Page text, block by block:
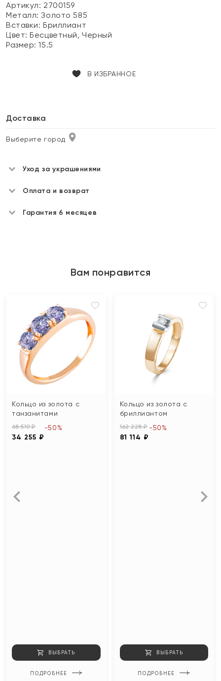
Артикул: 2700159
Металл:Золото 585
Вставки:Бриллиант
Цвет:Бесцветный, Черный
Размер:15.5
В ИЗБРАННОЕ
Доставка
Выберите город
Уход за украшениями
Оплата и возврат
Гарантия 6 месяцев
Вам понравится
Кольцо из золота с
танзанитами
68 510 ₽
34 255 ₽
-50%
ВЫБРАТЬ
ПОДРОБНЕЕ
Кольцо из золота с
бриллиантом
162 228 ₽
81 114 ₽
-50%
ВЫБРАТЬ
ПОДРОБНЕЕ